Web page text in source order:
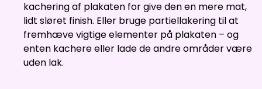
kachering af plakaten for give den en mere mat,
lidt sløret finish. Eller bruge partiellakering til at
fremhæve vigtige elementer på plakaten – og
enten kachere eller lade de andre områder være
uden lak.